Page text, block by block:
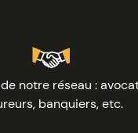
Image
notre réseau :
banquiers, etc.